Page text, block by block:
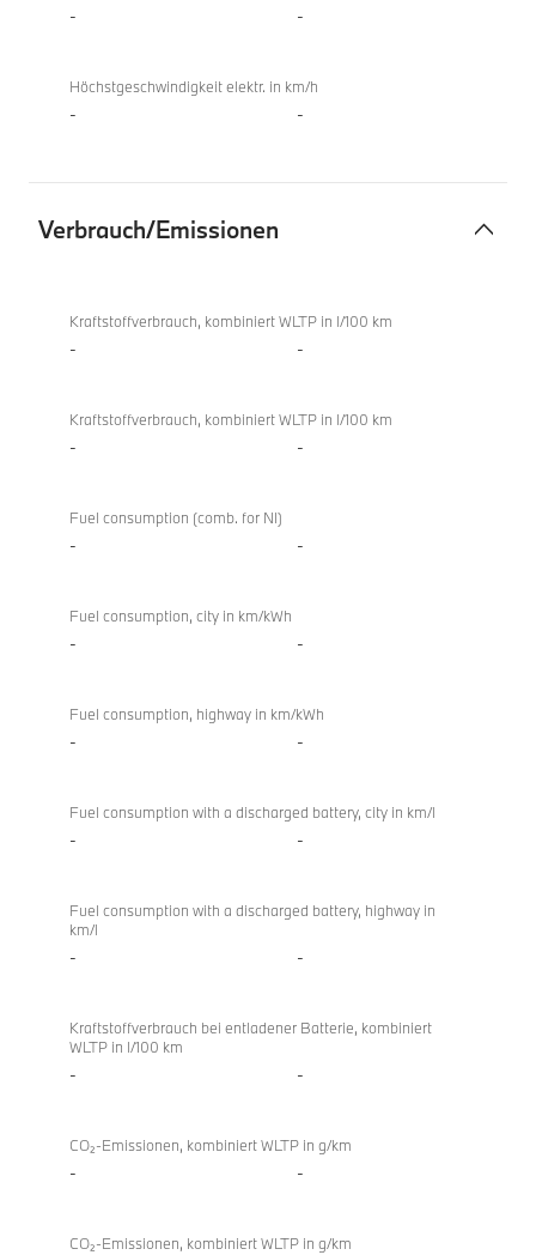
- -
Höchstgeschwindigkeit elektr. in km/h
- -
Verbrauch/Emissionen
xDrive20i
Kraftstoffverbrauch, kombiniert WLTP in l/100 km
- -
Kraftstoffverbrauch, kombiniert WLTP in l/100 km
- -
Fuel consumption (comb. for NI)
- -
Fuel consumption, city in km/kWh
- -
Fuel consumption, highway in km/kWh
- -
Fuel consumption with a discharged battery, city in km/l
- -
Fuel consumption with a discharged battery, highway in
km/l
- -
Kraftstoffverbrauch bei entladener Batterie, kombiniert
WLTP in l/100 km
- -
CO₂-Emissionen, kombiniert WLTP in g/km
- -
CO₂-Emissionen, kombiniert WLTP in g/km